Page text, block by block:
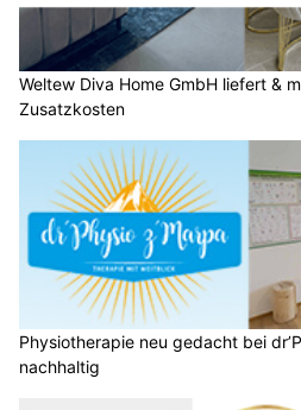
Weltew Diva Home GmbH liefert &
Zusatzkosten
Physiotherapie neu gedacht bei
nachhaltig